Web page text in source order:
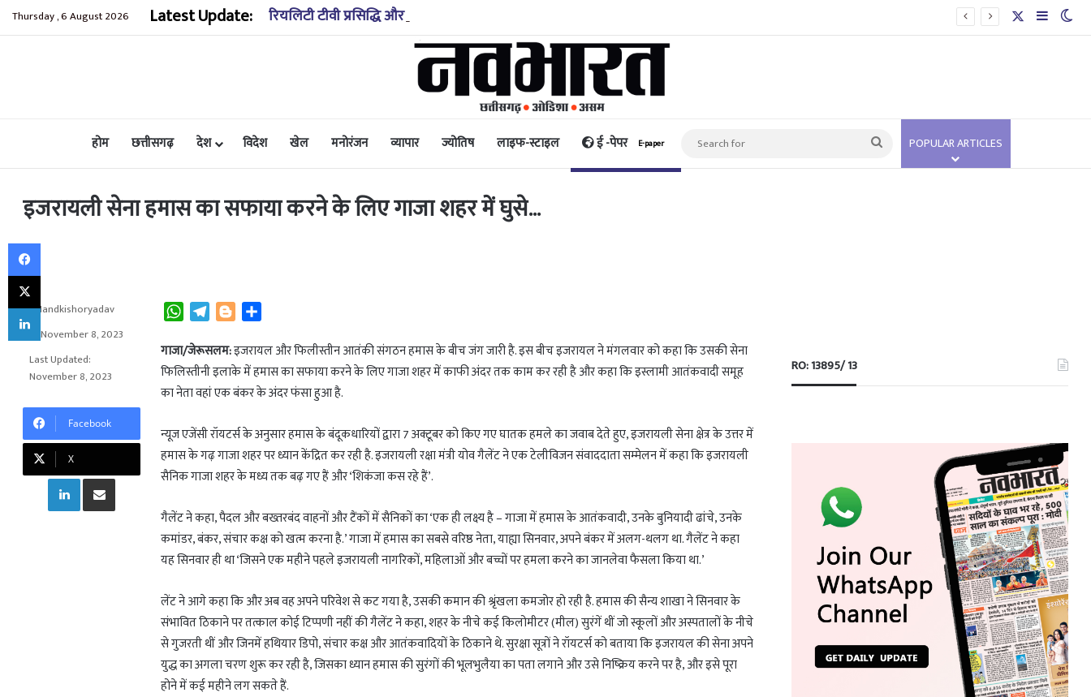
Thursday , 6 August 2026 Latest Update: रियलिटी टीवी प्रसिद्धि और पैसा प्रदान करता है: अभिनेता ऋत्विक धनजानी Sidebar
होम छत्तीसगढ़ देश विदेश खेल मनोरंजन व्यापार ज्योतिष लाइफ-स्टाइल ई -पेपर E-paper
Search
for
POPULAR ARTICLES
इजरायली सेना हमास का सफाया करने के लिए गाजा शहर में घुसे…
W
a
t
s
p
p
l
e
g
a
m
o
g
g
r
a
r
e
गाजा/जेरूसलम:इजरायल और फिलीस्तीन आतंकी संगठन हमास के बीच जंग जारी है. इस बीच इजरायल ने मंगलवार को कहा कि उसकी सेना
फिलिस्तीनी इलाके में हमास का सफाया करने के लिए गाजा शहर में काफी अंदर तक काम कर रही है और कहा कि इस्लामी आतंकवादी समूह
का नेता वहां एक बंकर के अंदर फंसा हुआ है.
न्यूज एजेंसी रॉयटर्स के अनुसार हमास के बंदूकधारियों द्वारा 7 अक्टूबर को किए गए घातक हमले का जवाब देते हुए, इजरायली सेना क्षेत्र के उत्तर में
हमास के गढ़ गाजा शहर पर ध्यान केंद्रित कर रही है. इजरायली रक्षा मंत्री योव गैलेंट ने एक टेलीविजन संवाददाता सम्मेलन में कहा कि इजरायली
सैनिक गाजा शहर के मध्य तक बढ़ गए हैं और ‘शिकंजा कस रहे हैं’.
गैलेंट ने कहा, पैदल और बख्तरबंद वाहनों और टैंकों में सैनिकों का ‘एक ही लक्ष्य है – गाजा में हमास के आतंकवादी, उनके बुनियादी ढांचे, उनके
कमांडर, बंकर, संचार कक्ष को खत्म करना है.’ गाजा में हमास का सबसे वरिष्ठ नेता, याह्या सिनवार, अपने बंकर में अलग-थलग था. गैलेंट ने कहा
यह सिनवार ही था ‘जिसने एक महीने पहले इजरायली नागरिकों, महिलाओं और बच्चों पर हमला करने का जानलेवा फैसला किया था.’
लेंट ने आगे कहा कि और अब वह अपने परिवेश से कट गया है, उसकी कमान की श्रृंखला कमजोर हो रही है. हमास की सैन्य शाखा ने सिनवार के
संभावित ठिकाने पर तत्काल कोई टिप्पणी नहीं की गैलेंट ने कहा, शहर के नीचे कई किलोमीटर (मील) सुरंगें थीं जो स्कूलों और अस्पतालों के नीचे
से गुजरती थीं और जिनमें हथियार डिपो, संचार कक्ष और आतंकवादियों के ठिकाने थे. सुरक्षा सूत्रों ने रॉयटर्स को बताया कि इजरायल की सेना अपने
युद्ध का अगला चरण शुरू कर रही है, जिसका ध्यान हमास की सुरंगों की भूलभुलैया का पता लगाने और उसे निष्क्रिय करने पर है, और इसे पूरा
होने में कई महीने लग सकते हैं.
Nandkishoryadav
November 8, 2023
Last Updated:
November 8, 2023
Facebook
X
LinkedInShare via Email
RO: 13895/ 13
Facebook
X
LinkedIn